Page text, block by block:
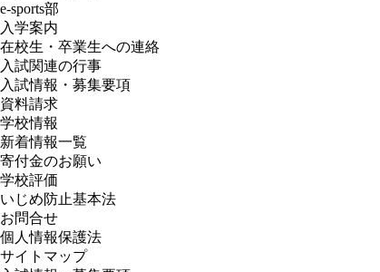
e-sports部
入学案内
在校生・卒業生への連絡
入試関連の行事
入試情報・募集要項
資料請求
学校情報
新着情報一覧
寄付金のお願い
学校評価
いじめ防止基本法
お問合せ
個人情報保護法
サイトマップ